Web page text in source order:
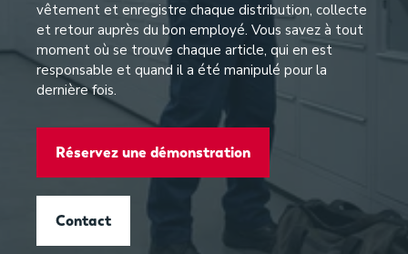
vêtement et enregistre chaque distribution, collecte
et retour auprès du bon employé. Vous savez à tout
moment où se trouve chaque article, qui en est
responsable et quand il a été manipulé pour la
dernière fois.
Réservez une démonstration
Contact